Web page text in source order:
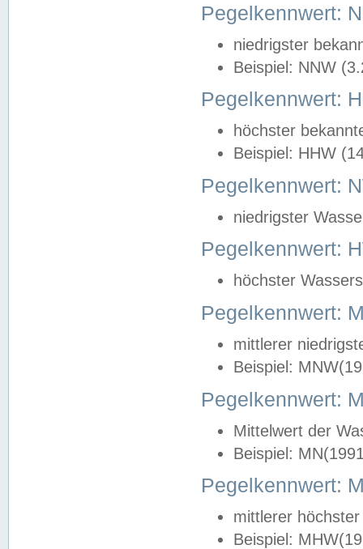
Pegelkennwert:
niedrigster
Beispiel: NNW
Pegelkennwert:
höchster
Beispiel: HHW
Pegelkennwert:
niedrigster
Pegelkennwert:
höchster
Pegelkennwert:
mittlerer
Beispiel:
Pegelkennwert:
Mittelwert der
Beispiel:
Pegelkennwert:
mittlerer
Beispiel: